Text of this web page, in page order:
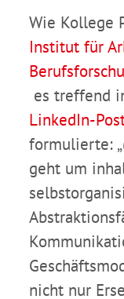
Wie Kollege
Institut für
es treffend
LinkedIn-
formulierte:
geht um
nicht nur